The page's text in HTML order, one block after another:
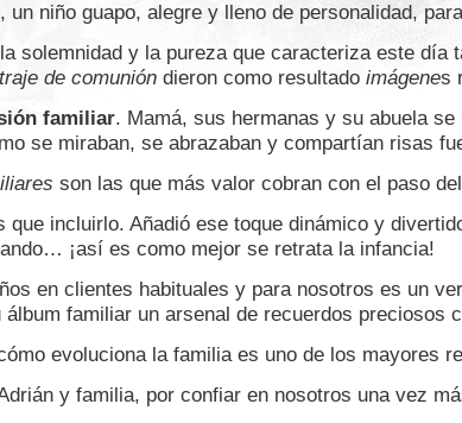
niño guapo, alegre y lleno de personalidad,
solemnidad y la pureza que caracteriza este día
traje de comunión dieron como resultado imágenes
familiar. Mamá, sus hermanas y su abuela
se miraban, se abrazaban y compartían risas
son las que más valor cobran con el paso
incluirlo. Añadió ese toque dinámico y
¡así es como mejor se retrata la infancia!
en clientes habituales y para nosotros es un
familiar un arsenal de recuerdos preciosos
evoluciona la familia es uno de los mayores
y familia, por confiar en nosotros una vez